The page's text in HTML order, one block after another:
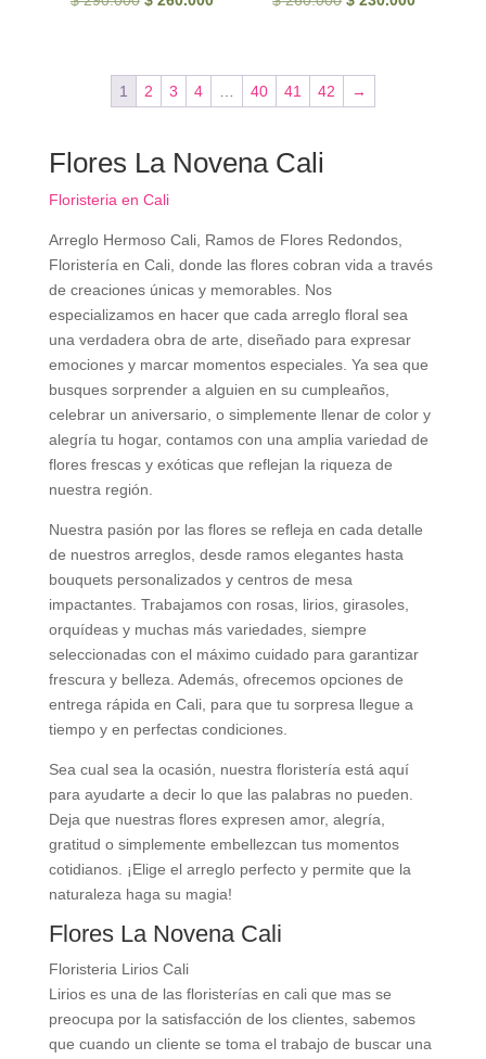
era:
$ 290.000.$ 260.000.
$ 260.000.
1 2 3 4 … 40 41 42 →
Flores La Novena Cali
Floristeria en Cali
Arreglo Hermoso Cali, Ramos de Flores Redondos,
Floristería en Cali, donde las flores cobran vida a través
de creaciones únicas y memorables. Nos
especializamos en hacer que cada arreglo floral sea
una verdadera obra de arte, diseñado para expresar
emociones y marcar momentos especiales. Ya sea que
busques sorprender a alguien en su cumpleaños,
celebrar un aniversario, o simplemente llenar de color y
alegría tu hogar, contamos con una amplia variedad de
flores frescas y exóticas que reflejan la riqueza de
nuestra región.
Nuestra pasión por las flores se refleja en cada detalle
de nuestros arreglos, desde ramos elegantes hasta
bouquets personalizados y centros de mesa
impactantes. Trabajamos con rosas, lirios, girasoles,
orquídeas y muchas más variedades, siempre
seleccionadas con el máximo cuidado para garantizar
frescura y belleza. Además, ofrecemos opciones de
entrega rápida en Cali, para que tu sorpresa llegue a
tiempo y en perfectas condiciones.
Sea cual sea la ocasión, nuestra floristería está aquí
para ayudarte a decir lo que las palabras no pueden.
Deja que nuestras flores expresen amor, alegría,
gratitud o simplemente embellezcan tus momentos
cotidianos. ¡Elige el arreglo perfecto y permite que la
naturaleza haga su magia!
Flores La Novena Cali
Floristeria Lirios Cali
Lirios es una de las floristerías en cali que mas se
preocupa por la satisfacción de los clientes, sabemos
que cuando un cliente se toma el trabajo de buscar una